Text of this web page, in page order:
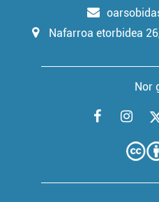
Nafarroa etorbidea
Nor